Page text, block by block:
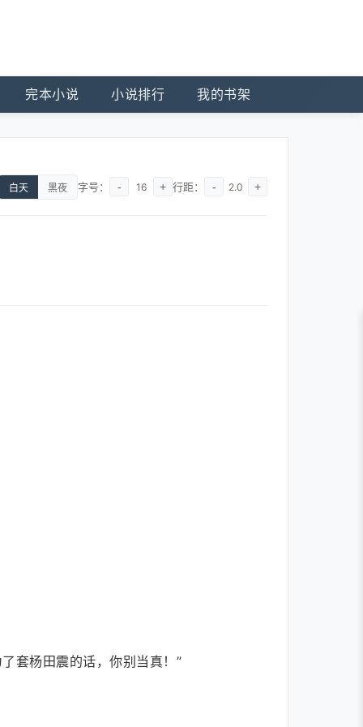
完本小说 小说排行 我的书架
白天 黑夜 字号： - 16 + 行距： - 2.0 +
套杨田震的话，你别当真！”